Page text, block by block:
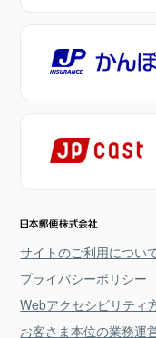
サイトのご利用につい
プライバシーポリシー
Webアクセシビリティ
お客さま本位の業務運